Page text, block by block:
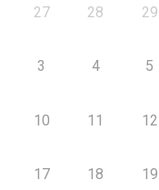
27 28 29
3 4 5
10 11 12
17 18 19